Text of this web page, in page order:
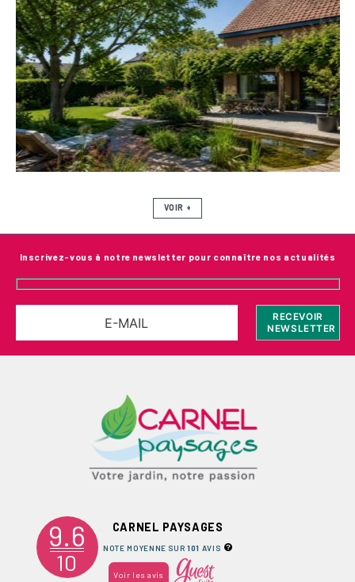
VOIR +
Inscrivez-vous à notre newsletter pour connaître nos actualités
9.6
10
CARNEL PAYSAGES
NOTE MOYENNE SUR101 AVIS
Voir les avis